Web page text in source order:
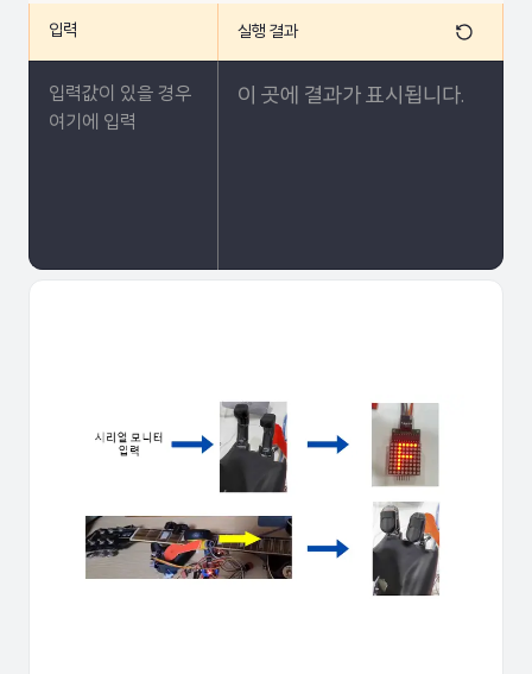
15
17
18
int length;  //프렛 위치 명령을
void setup() {
Serial.begin(9600);// 보드레
입력 실행 결과
이 곳에 결과가 표시됩니다.